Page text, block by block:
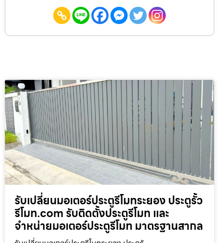
รับเปลี่ยนมอเตอร์ประตูรีโมทระยอง ประตูรั้ว
รีโมท.com รับติดตั้งประตูรีโมท และ
จำหน่ายมอเตอร์ประตูรีโมท มาตรฐานสากล